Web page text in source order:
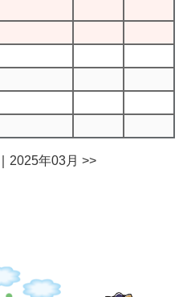
2025年03月 >>